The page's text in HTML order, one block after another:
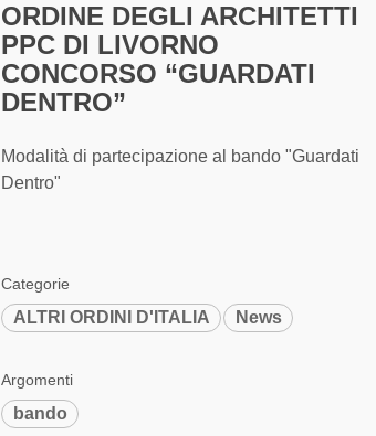
ORDINE DEGLI ARCHITETTI
PPC DI LIVORNO
CONCORSO “GUARDATI
DENTRO”
Modalità di partecipazione al bando "Guardati
Dentro"
Categorie
ALTRI ORDINI D'ITALIA News
Argomenti
bando